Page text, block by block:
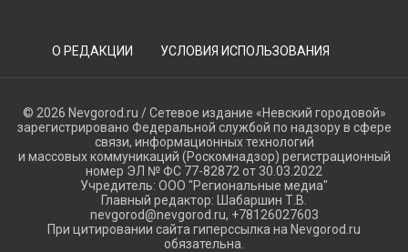
О РЕДАКЦИИ УСЛОВИЯ ИСПОЛЬЗОВАНИЯ
© 2026 Nevgorod.ru / Сетевое издание «Невский городовой»
зарегистрировано Федеральной службой по надзору в сфере
связи, информационных технологий
и массовых коммуникаций (Роскомнадзор) регистрационный
номер ЭЛ № ФС 77-82872 от 30.03.2022
Учредитель: ООО "Региональные медиа"
Главный редактор: Шабаршин Т.В.
nevgorod@nevgorod.ru, +78126027603
При цитировании сайта гиперссылка на Nevgorod.ru
обязательна.